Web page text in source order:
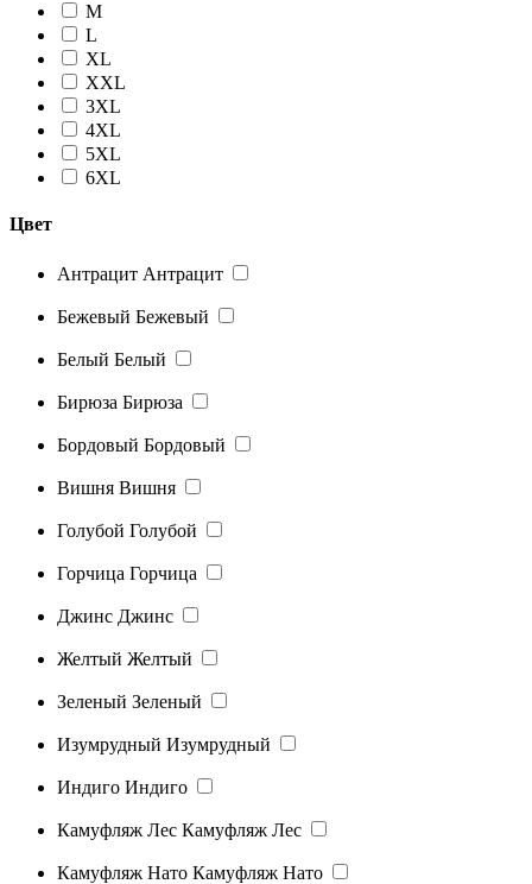
M
L
XL
XXL
3XL
4XL
5XL
6XL
Цвет
Антрацит Антрацит
Бежевый Бежевый
Белый Белый
Бирюза Бирюза
Бордовый Бордовый
Вишня Вишня
Голубой Голубой
Горчица Горчица
Джинс Джинс
Желтый Желтый
Зеленый Зеленый
Изумрудный Изумрудный
Индиго Индиго
Камуфляж Лес Камуфляж Лес
Камуфляж Нато Камуфляж Нато